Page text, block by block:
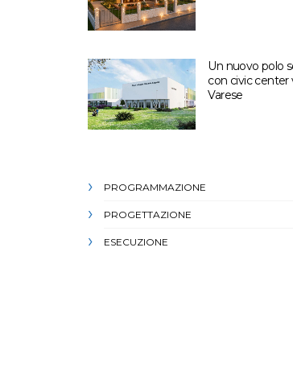
Un nuovo polo
con civic center
Varese
PROGRAMMAZIONE
PROGETTAZIONE
ESECUZIONE